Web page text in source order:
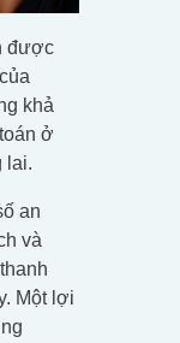
được
khả
ở
lai.
an
và
Một lợi